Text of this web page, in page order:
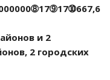
и 2
2 городских